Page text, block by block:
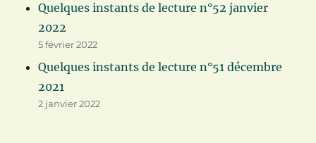
Quelques instants de lecture n°52 janvier
2022
5 février 2022
Quelques instants de lecture n°51 décembre
2021
2 janvier 2022